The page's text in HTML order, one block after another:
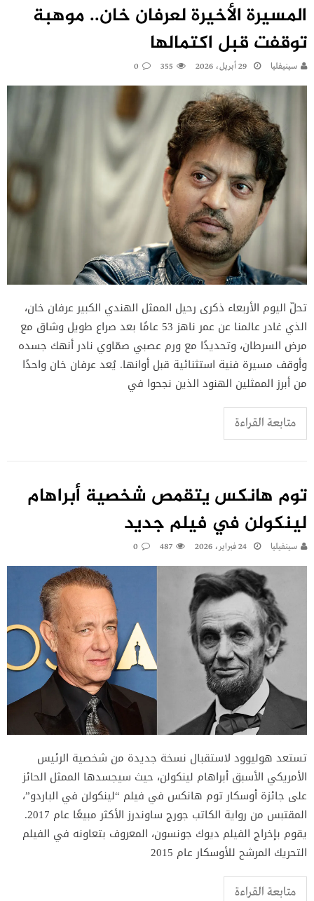
المسيرة الأخيرة لعرفان خان.. موهبة
توقفت قبل اكتمالها
سينيفليا 29 أبريل، 2026 355
0
تحلّ اليوم الأربعاء ذكرى رحيل الممثل الهندي الكبير عرفان خان،
الذي غادر عالمنا عن عمر ناهز 53 عامًا بعد صراع طويل وشاق مع
مرض السرطان، وتحديدًا مع ورم عصبي صمّاوي نادر أنهك جسده
وأوقف مسيرة فنية استثنائية قبل أوانها. يُعد عرفان خان واحدًا
من أبرز الممثلين الهنود الذين نجحوا في
متابعة القراءة
توم هانكس يتقمص شخصية أبراهام
لينكولن في فيلم جديد
سينفيليا 24 فبراير، 2026 487
0
تستعد هوليوود لاستقبال نسخة جديدة من شخصية الرئيس
الأمريكي الأسبق أبراهام لينكولن، حيث سيجسدها الممثل الحائز
على جائزة أوسكار توم هانكس في فيلم “لينكولن في الباردو”،
المقتبس من رواية الكاتب جورج ساوندرز الأكثر مبيعًا عام 2017.
يقوم بإخراج الفيلم ديوك جونسون، المعروف بتعاونه في الفيلم
التحريك المرشح للأوسكار عام 2015
متابعة القراءة